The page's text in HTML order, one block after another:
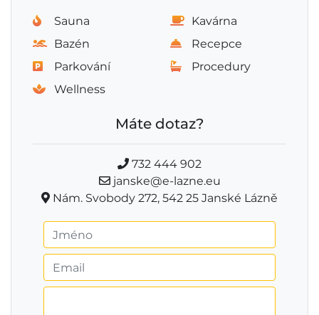
Sauna
Kavárna
Bazén
Recepce
Parkování
Procedury
Wellness
Máte dotaz?
732 444 902
janske@e-lazne.eu
Nám. Svobody 272, 542 25 Janské Lázně